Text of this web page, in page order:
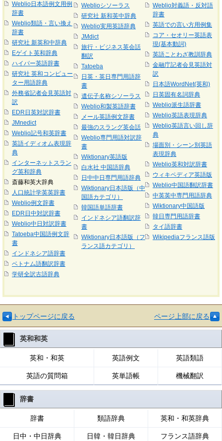
Weblio日本語例文用例
辞書
Weblio類語・言い換え
辞書
研究社 新英和中辞典
Eゲイト英和辞典
ハイパー英語辞書
研究社 英和コンピュー
ター用語辞典
外務省記者会見英語対
訳
EDR日英対訳辞書
JMnedict
Weblio記号和英辞書
英語イディオム表現辞
典
インターネットスラン
グ英和辞典
斎藤和英大辞典
人口統計学英英辞書
Weblio例文辞書
EDR日中対訳辞書
Weblio中日対訳辞書
Tatoeba中国語例文辞
書
インドネシア語辞書
ベトナム語翻訳辞書
学研全訳古語辞典
Weblioシソーラス
研究社 新和英中辞典
Weblio実用英語辞典
JMdict
旅行・ビジネス英会話
翻訳
Tatoeba
日英・英日専門用語辞
書
遺伝子名称シソーラス
Weblio和製英語辞書
メール英語例文辞書
最強のスラング英会話
Weblio専門用語対訳辞
書
Wiktionary英語版
白水社 中国語辞典
日中中日専門用語辞典
Wiktionary日本語版（中
国語カテゴリ）
韓国語単語辞書
インドネシア語翻訳辞
書
Wiktionary日本語版（フ
ランス語カテゴリ）
Weblio対義語・反対語
辞書
英語での言い方用例集
コア・セオリー英語表
現(基本動詞)
英語ことわざ教訓辞典
金融庁記者会見英語対
訳
日本語WordNet(英和)
日英固有名詞辞典
Weblio派生語辞書
Weblio英語表現辞典
Weblio英語言い回し辞
典
場面別・シーン別英語
表現辞典
Weblio英和対訳辞書
ウィキペディア英語版
Weblio中国語翻訳辞書
中英英中専門用語辞典
Wiktionary中国語版
韓日専門用語辞書
タイ語辞書
Wikipediaフランス語版
トップページに戻る ページ上部に戻る
英和和英
英和・和英 英語例文 英語類語
英語の質問箱 英単語帳 機械翻訳
辞書
辞書 類語辞典 英和・和英辞典
日中・中日辞典 日韓・韓日辞典 フランス語辞典